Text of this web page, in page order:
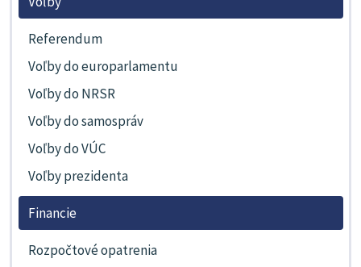
Referendum
Voľby do europarlamentu
Voľby do NRSR
Voľby do samospráv
Voľby do VÚC
Voľby prezidenta
Financie
Rozpočtové opatrenia